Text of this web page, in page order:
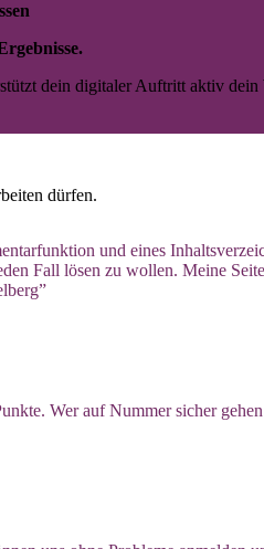
dein digitaler Auftritt aktiv
dürfen.
und eines
Fall lösen zu wollen. Meine
Wer auf Nummer sicher